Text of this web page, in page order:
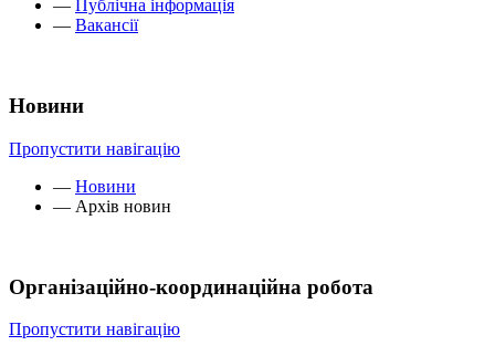
— Публічна інформація
— Вакансії
Новини
Пропустити навігацію
— Новини
— Архів новин
Організаційно-координаційна робота
Пропустити навігацію